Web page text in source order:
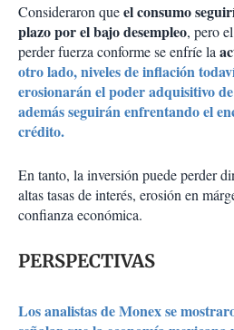
Consideraron queel consumo
plazo por el bajo desempleo, pero
perder fuerza conforme se enfríe la
otro lado, niveles de inflación
erosionarán el poder adquisitivo
además seguirán enfrentando el
crédito.
En tanto, la inversión puede perder
altas tasas de interés, erosión en
confianza económica.
PERSPECTIVAS
Los analistas de Monex se